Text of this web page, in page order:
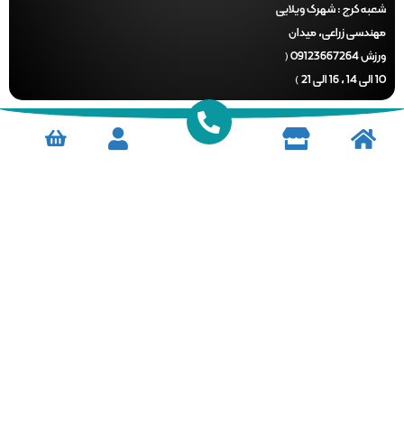
کرج :شهرک ویلایی
زراعی، میدان
ورزش 09123667264 (